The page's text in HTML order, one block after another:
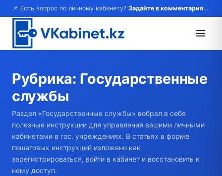
📌 Есть вопрос по личному кабинету? Задайте в комментариях — ответим!
Рубрика: Государственные
службы
Раздел «Государственные службы» вобрал в себя
полезные инструкции для управления вашими личными
кабинетами в гос. учреждениях. В статьях в форме
пошаговых инструкций изложено как
зарегистрироваться, войти в кабинет и восстановить к
нему доступ.